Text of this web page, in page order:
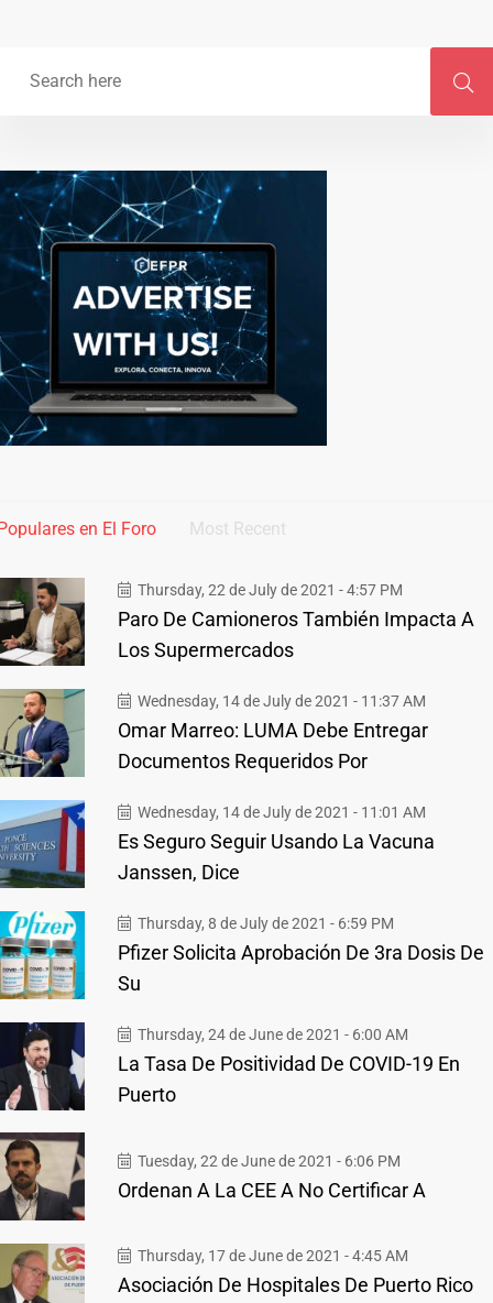
en El Foro Most Recent
Thursday, 22 de July de 2021 - 4:57 PM
Paro De Camioneros También Impacta A
Los Supermercados
Wednesday, 14 de July de 2021 - 11:37 AM
Omar Marreo: LUMA Debe Entregar
Documentos Requeridos Por
Wednesday, 14 de July de 2021 - 11:01 AM
Es Seguro Seguir Usando La Vacuna
Janssen, Dice
Thursday, 8 de July de 2021 - 6:59 PM
Pfizer Solicita Aprobación De 3ra Dosis De
Su
Thursday, 24 de June de 2021 - 6:00 AM
La Tasa De Positividad De COVID-19 En
Puerto
Tuesday, 22 de June de 2021 - 6:06 PM
Ordenan A La CEE A No Certificar A
Thursday, 17 de June de 2021 - 4:45 AM
Asociación De Hospitales De Puerto Rico